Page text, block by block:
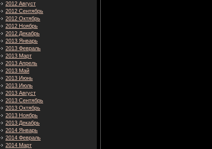
2012 Август
2012 Сентябрь
2012 Октябрь
2012 Ноябрь
2012 Декабрь
2013 Январь
2013 Февраль
2013 Март
2013 Апрель
2013 Май
2013 Июнь
2013 Июль
2013 Август
2013 Сентябрь
2013 Октябрь
2013 Ноябрь
2013 Декабрь
2014 Январь
2014 Февраль
2014 Март